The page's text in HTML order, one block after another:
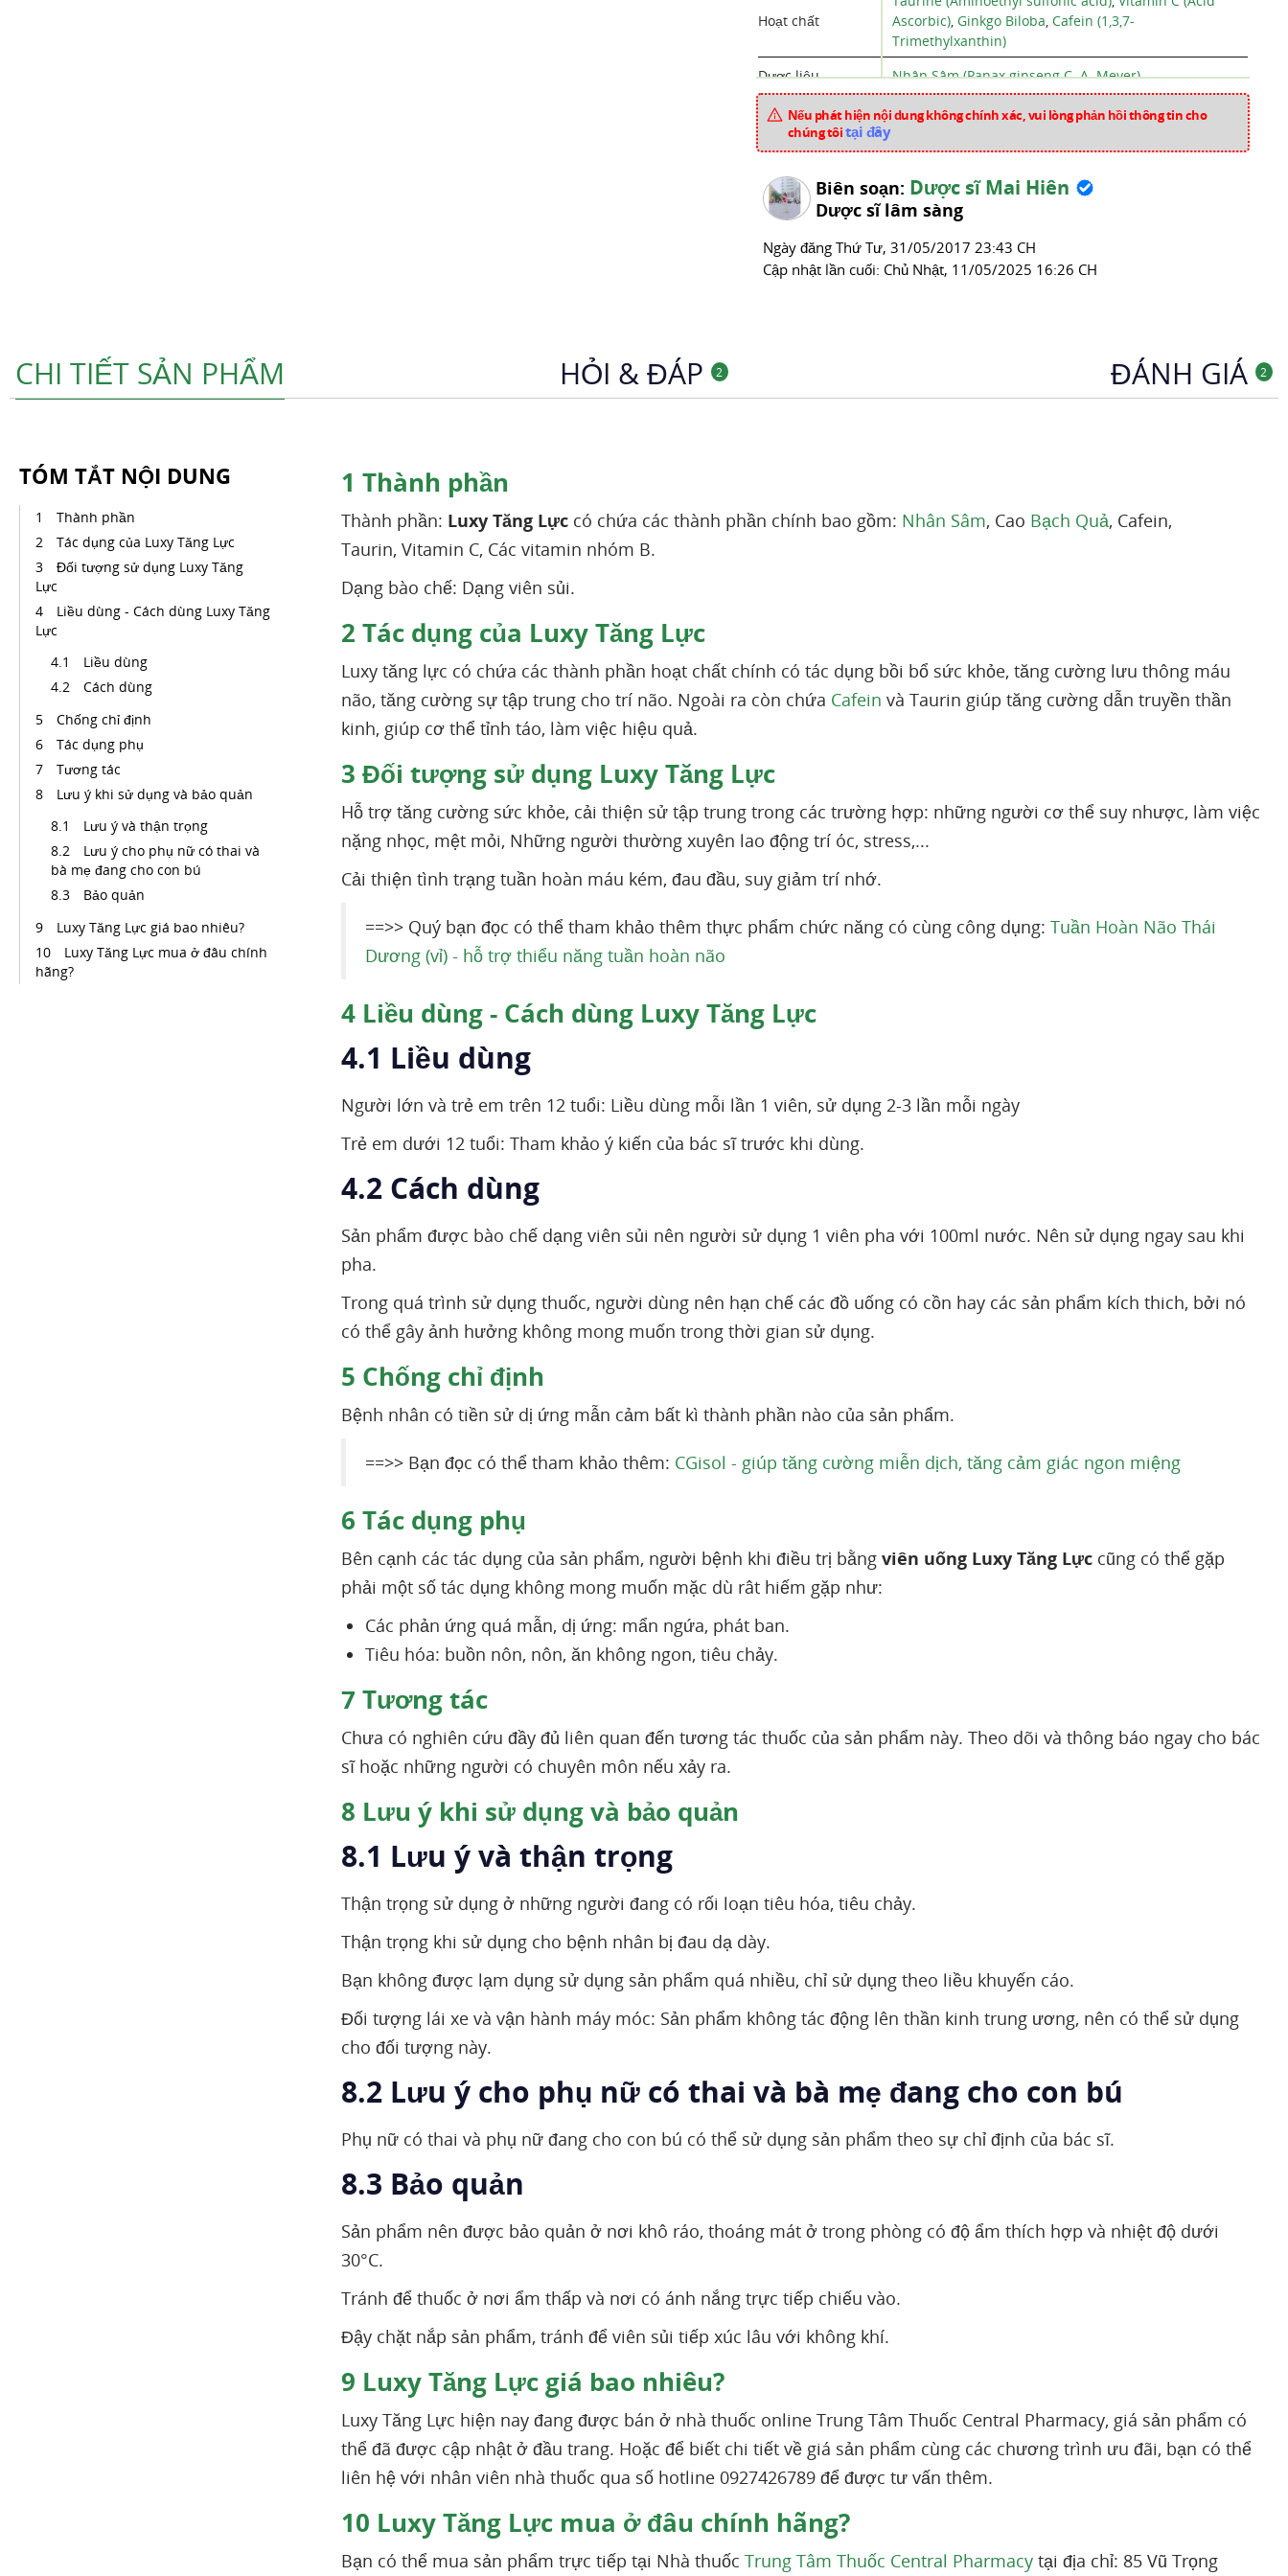
Hoạt chất
Ascorbic), Ginkgo Biloba, Cafein (1,3,7-
Trimethylxanthin)
Dược liệu
Nhân Sâm (Panax ginseng C. A. Meyer)
Xuất xứ
Pháp
Mã sản phẩm
Chuyên mục
Vitamin Và Khoáng Chất
Nếu phát hiện nội dung không chính xác, vui lòng phản hồi thông tin cho
chúng tôitại đây
Biên soạn: Dược sĩ Mai Hiên
Dược sĩ lâm sàng
Ngày đăng Thứ Tư, 31/05/2017 23:43 CH
Cập nhật lần cuối: Chủ Nhật, 11/05/2025 16:26 CH
CHI TIẾT SẢN PHẨM HỎI & ĐÁP 2 ĐÁNH GIÁ 2
TÓM TẮT NỘI DUNG
Thành phần
Tác dụng của Luxy Tăng Lực
Đối tượng sử dụng Luxy Tăng
Lực
Liều dùng - Cách dùng Luxy Tăng
Lực
Liều dùng
Cách dùng
Chống chỉ định
Tác dụng phụ
Tương tác
Lưu ý khi sử dụng và bảo quản
Lưu ý và thận trọng
Lưu ý cho phụ nữ có thai và
bà mẹ đang cho con bú
Bảo quản
Luxy Tăng Lực giá bao nhiêu?
Luxy Tăng Lực mua ở đâu chính
hãng?
1 Thành phần
Thành phần: Luxy Tăng Lực có chứa các thành phần chính bao gồm: Nhân Sâm, Cao Bạch Quả, Cafein,
Taurin, Vitamin C, Các vitamin nhóm B.
Dạng bào chế: Dạng viên sủi.
2 Tác dụng của Luxy Tăng Lực
Luxy tăng lực có chứa các thành phần hoạt chất chính có tác dụng bồi bổ sức khỏe, tăng cường lưu thông máu
não, tăng cường sự tập trung cho trí não. Ngoài ra còn chứa Cafein và Taurin giúp tăng cường dẫn truyền thần
kinh, giúp cơ thể tỉnh táo, làm việc hiệu quả.
3 Đối tượng sử dụng Luxy Tăng Lực
Hỗ trợ tăng cường sức khỏe, cải thiện sử tập trung trong các trường hợp: những người cơ thể suy nhược, làm việc
nặng nhọc, mệt mỏi, Những người thường xuyên lao động trí óc, stress,...
Cải thiện tình trạng tuần hoàn máu kém, đau đầu, suy giảm trí nhớ.
==>> Quý bạn đọc có thể tham khảo thêm thực phẩm chức năng có cùng công dụng: Tuần Hoàn Não Thái
Dương (vỉ) - hỗ trợ thiểu năng tuần hoàn não
4 Liều dùng - Cách dùng Luxy Tăng Lực
4.1 Liều dùng
Người lớn và trẻ em trên 12 tuổi: Liều dùng mỗi lần 1 viên, sử dụng 2-3 lần mỗi ngày
Trẻ em dưới 12 tuổi: Tham khảo ý kiến của bác sĩ trước khi dùng.
4.2 Cách dùng
Sản phẩm được bào chế dạng viên sủi nên người sử dụng 1 viên pha với 100ml nước. Nên sử dụng ngay sau khi
pha.
Trong quá trình sử dụng thuốc, người dùng nên hạn chế các đồ uống có cồn hay các sản phẩm kích thich, bởi nó
có thể gây ảnh hưởng không mong muốn trong thời gian sử dụng.
5 Chống chỉ định
Bệnh nhân có tiền sử dị ứng mẫn cảm bất kì thành phần nào của sản phẩm.
==>> Bạn đọc có thể tham khảo thêm: CGisol - giúp tăng cường miễn dịch, tăng cảm giác ngon miệng
6 Tác dụng phụ
Bên cạnh các tác dụng của sản phẩm, người bệnh khi điều trị bằng viên uống Luxy Tăng Lực cũng có thể gặp
phải một số tác dụng không mong muốn mặc dù rât hiếm gặp như:
Các phản ứng quá mẫn, dị ứng: mẩn ngứa, phát ban.
Tiêu hóa: buồn nôn, nôn, ăn không ngon, tiêu chảy.
7 Tương tác
Chưa có nghiên cứu đầy đủ liên quan đến tương tác thuốc của sản phẩm này. Theo dõi và thông báo ngay cho bác
sĩ hoặc những người có chuyên môn nếu xảy ra.
8 Lưu ý khi sử dụng và bảo quản
8.1 Lưu ý và thận trọng
Thận trọng sử dụng ở những người đang có rối loạn tiêu hóa, tiêu chảy.
Thận trọng khi sử dụng cho bệnh nhân bị đau dạ dày.
Bạn không được lạm dụng sử dụng sản phẩm quá nhiều, chỉ sử dụng theo liều khuyến cáo.
Đối tượng lái xe và vận hành máy móc: Sản phẩm không tác động lên thần kinh trung ương, nên có thể sử dụng
cho đối tượng này.
8.2 Lưu ý cho phụ nữ có thai và bà mẹ đang cho con bú
Phụ nữ có thai và phụ nữ đang cho con bú có thể sử dụng sản phẩm theo sự chỉ định của bác sĩ.
8.3 Bảo quản
Sản phẩm nên được bảo quản ở nơi khô ráo, thoáng mát ở trong phòng có độ ẩm thích hợp và nhiệt độ dưới
30°C.
Tránh để thuốc ở nơi ẩm thấp và nơi có ánh nắng trực tiếp chiếu vào.
Đậy chặt nắp sản phẩm, tránh để viên sủi tiếp xúc lâu với không khí.
9 Luxy Tăng Lực giá bao nhiêu?
Luxy Tăng Lực hiện nay đang được bán ở nhà thuốc online Trung Tâm Thuốc Central Pharmacy, giá sản phẩm có
thể đã được cập nhật ở đầu trang. Hoặc để biết chi tiết về giá sản phẩm cùng các chương trình ưu đãi, bạn có thể
liên hệ với nhân viên nhà thuốc qua số hotline 0927426789 để được tư vấn thêm.
10 Luxy Tăng Lực mua ở đâu chính hãng?
Bạn có thể mua sản phẩm trực tiếp tại Nhà thuốc Trung Tâm Thuốc Central Pharmacy tại địa chỉ: 85 Vũ Trọng